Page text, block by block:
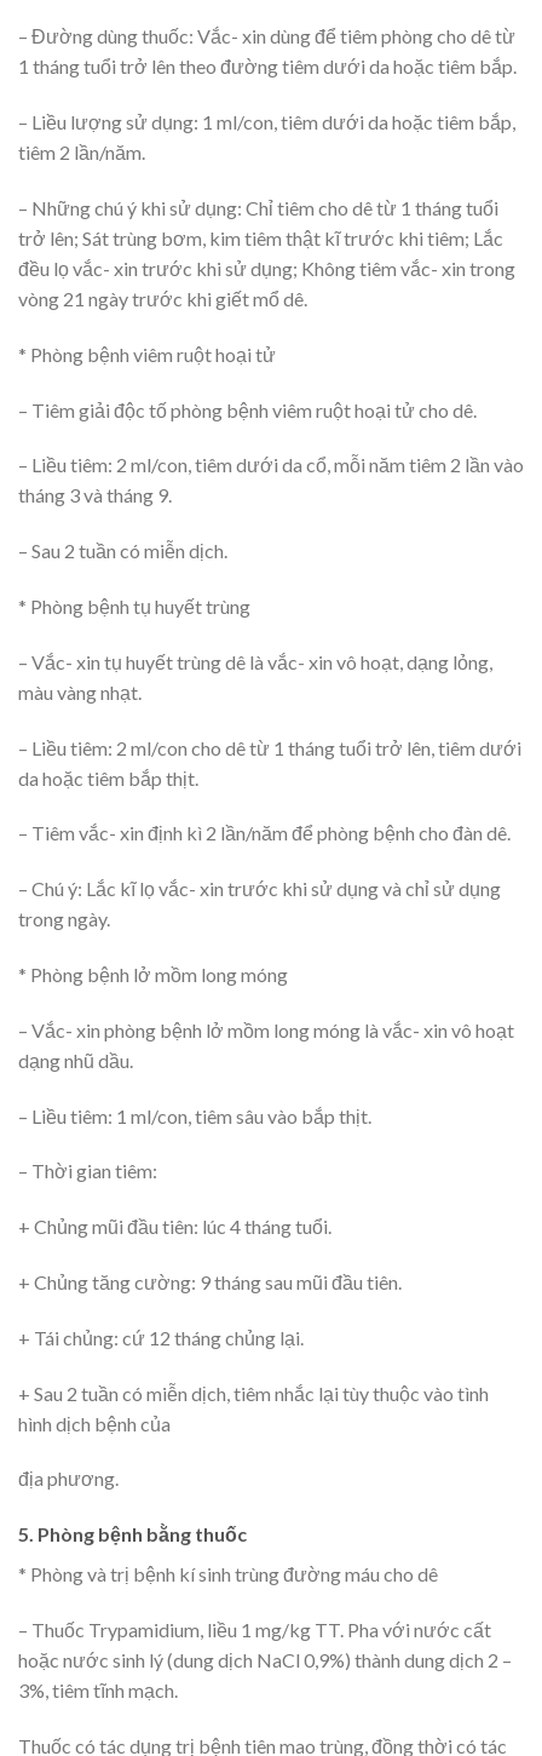
– Đường dùng thuốc: Vắc- xin dùng để tiêm phòng cho dê từ
1 tháng tuổi trở lên theo đường tiêm dưới da hoặc tiêm bắp.
– Liều lượng sử dụng: 1 ml/con, tiêm dưới da hoặc tiêm bắp,
tiêm 2 lần/năm.
– Những chú ý khi sử dụng: Chỉ tiêm cho dê từ 1 tháng tuổi
trở lên; Sát trùng bơm, kim tiêm thật kĩ trước khi tiêm; Lắc
đều lọ vắc- xin trước khi sử dụng; Không tiêm vắc- xin trong
vòng 21 ngày trước khi giết mổ dê.
* Phòng bệnh viêm ruột hoại tử
– Tiêm giải độc tố phòng bệnh viêm ruột hoại tử cho dê.
– Liều tiêm: 2 ml/con, tiêm dưới da cổ, mỗi năm tiêm 2 lần vào
tháng 3 và tháng 9.
– Sau 2 tuần có miễn dịch.
* Phòng bệnh tụ huyết trùng
– Vắc- xin tụ huyết trùng dê là vắc- xin vô hoạt, dạng lỏng,
màu vàng nhạt.
– Liều tiêm: 2 ml/con cho dê từ 1 tháng tuổi trở lên, tiêm dưới
da hoặc tiêm bắp thịt.
– Tiêm vắc- xin định kì 2 lần/năm để phòng bệnh cho đàn dê.
– Chú ý: Lắc kĩ lọ vắc- xin trước khi sử dụng và chỉ sử dụng
trong ngày.
* Phòng bệnh lở mồm long móng
– Vắc- xin phòng bệnh lở mồm long móng là vắc- xin vô hoạt
dạng nhũ dầu.
– Liều tiêm: 1 ml/con, tiêm sâu vào bắp thịt.
– Thời gian tiêm:
+ Chủng mũi đầu tiên: lúc 4 tháng tuổi.
+ Chủng tăng cường: 9 tháng sau mũi đầu tiên.
+ Tái chủng: cứ 12 tháng chủng lại.
+ Sau 2 tuần có miễn dịch, tiêm nhắc lại tùy thuộc vào tình
hình dịch bệnh của
địa phương.
5. Phòng bệnh bằng thuốc
* Phòng và trị bệnh kí sinh trùng đường máu cho dê
– Thuốc Trypamidium, liều 1 mg/kg TT. Pha với nước cất
hoặc nước sinh lý (dung dịch NaCl 0,9%) thành dung dịch 2 –
3%, tiêm tĩnh mạch.
Thuốc có tác dụng trị bệnh tiên mao trùng, đồng thời có tác